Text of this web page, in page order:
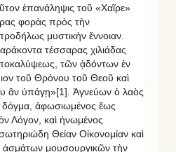
ἐπανάληψις τοῦ «Χαῖρε»
φορὰς πρὸς τὴν
μυστικὴν ἔννοιαν.
τέσσαρας χιλιάδας
τῶν ᾀδόντων ἐν
τοῦ Θρόνου τοῦ Θεοῦ καὶ
ἂν ὑπάγῃ»[1]. Ἁγνεύων ὁ λαὸς
δόγμα, ἀφωσιωμένος ἕως
Λόγον, καὶ ἡνωμένος
Θείαν Οἰκονομίαν καὶ
ᾀσμάτων μουσουργικῶν τὴν